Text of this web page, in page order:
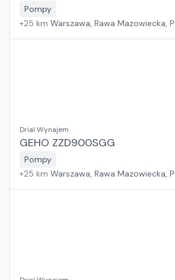
Pompy
+25 km Warszawa, Rawa Mazowiecka,
Drial Wynajem
GEHO ZZD900SGG
Pompy
+25 km Warszawa, Rawa Mazowiecka,